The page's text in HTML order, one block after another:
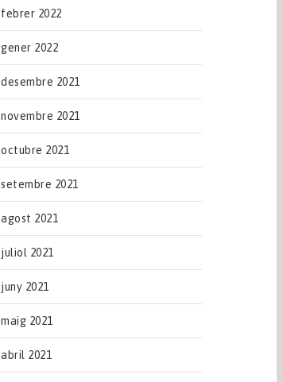
febrer 2022
gener 2022
desembre 2021
novembre 2021
octubre 2021
setembre 2021
agost 2021
juliol 2021
juny 2021
maig 2021
abril 2021